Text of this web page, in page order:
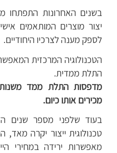
בשנים האחרונות התפתחו
יצור מוצרים המותאמים
לספק מענה לצרכיו היחודיים.
הטכנולוגיה המרכזית
התלת ממדית.
מדפסות התלת ממד
מכירים אותו כיום.
בעוד שלפני מספר שנים
טכנולוגית ייצור יקרה
מאפשרות ירידה במחירי